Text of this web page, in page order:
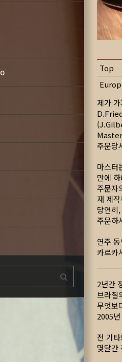
Top
제가
주문당
마스터
만에
주문자
재 제
당연히,
주문하
연주
카르카
2년간
브라질
무엇보
2005
전 기
몇달간